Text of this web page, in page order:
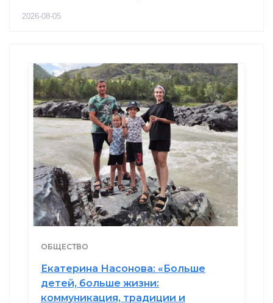
2026-08-05
ОБЩЕСТВО
Екатерина Насонова: «Больше
детей, больше жизни:
коммуникация, традиции и